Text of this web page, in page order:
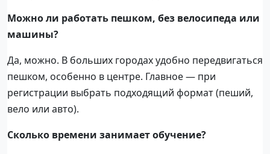
Можно ли работать пешком, без велосипеда или
машины?
Да, можно. В больших городах удобно передвигаться
пешком, особенно в центре. Главное — при
регистрации выбрать подходящий формат (пеший,
вело или авто).
Сколько времени занимает обучение?